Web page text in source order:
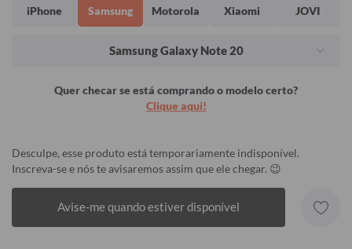
iPhone Samsung Motorola Xiaomi JOVI
Samsung Galaxy Note 20
Quer checar se está comprando o modelo certo?
Clique aqui!
Desculpe, esse produto está temporariamente indisponível.
Inscreva-se e nós te avisaremos assim que ele chegar. 😉
Avise-me quando estiver disponível